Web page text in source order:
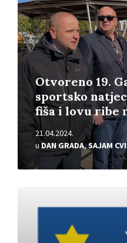
Otvoreno 19.
sportsko
fiša i lovu ribe
21.04.2024.
uDAN GRADA,SAJAM